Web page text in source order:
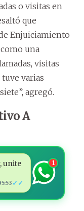
o visitas en
que
Enjuiciamiento
una
visitas
varias
agregó.
A
unite
✓✓
1